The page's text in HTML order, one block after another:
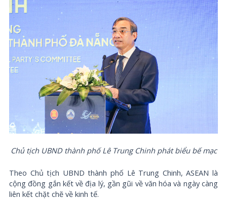
Chủ tịch UBND thành phố Lê Trung Chinh phát biểu bế mạc
Theo Chủ tịch UBND thành phố Lê Trung Chinh, ASEAN là
cộng đồng gắn kết về địa lý, gần gũi về văn hóa và ngày càng
liên kết chặt chẽ về kinh tế.